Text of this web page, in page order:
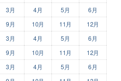
3月 4月 5月
6月
9月 10月 11月 12月
3月 4月 5月
6月
9月 10月 11月 12月
3月 4月 5月
6月